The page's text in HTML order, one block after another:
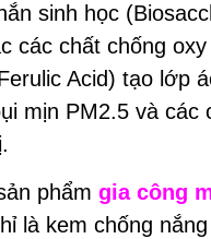
sinh học
các chất chống
Acid) tạo lớp
mịn PM2.5 và các
phẩm gia công
là kem chống